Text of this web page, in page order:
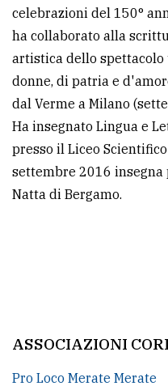
celebrazioni del 150°
ha collaborato alla
artistica dello
donne, di patria e
dal Verme a Milano
Ha insegnato Lingua e
presso il Liceo
settembre 2016 insegna
Natta di Bergamo.
ASSOCIAZIONI
Pro Loco Merate Merate